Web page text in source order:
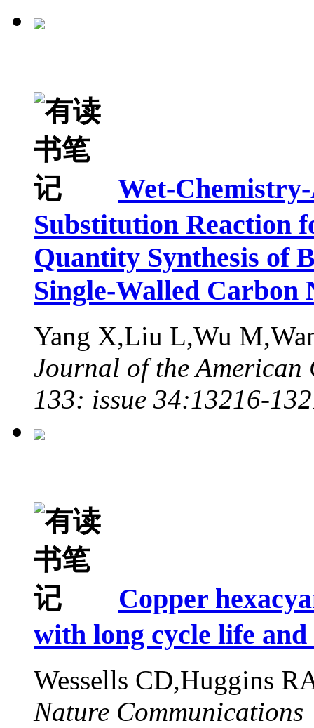
Wet-
Substitution Reaction
Quantity Synthesis of
Single-Walled Carbon
Yang X,Liu L,Wu
Journal of the American
133: issue 34:13216-
Copper
with long cycle life
Wessells CD,Huggins
Nature Communications